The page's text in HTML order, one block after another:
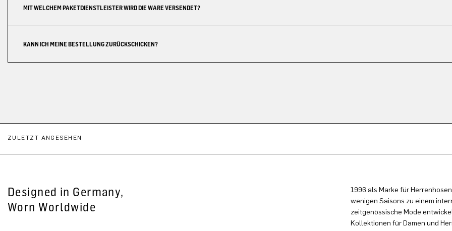
MIT WELCHEM PAKETDIENSTLEISTER WIRD DIE WARE VERSENDET?
KANN ICH MEINE BESTELLUNG ZURÜCKSCHICKEN?
ZULETZT ANGESEHEN
Designed in Germany,
Worn Worldwide
1996 als Marke für
wenigen Saisons zu einem
zeitgenössische Mode
Kollektionen für Damen und